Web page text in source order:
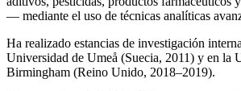
— mediante el uso de técnicas analíticas
Ha realizado estancias de investigación
Universidad de Umeå (Suecia, 2011) y en la
Birmingham (Reino Unido, 2018–2019).